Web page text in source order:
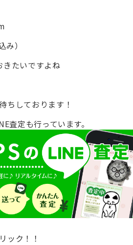
み）
きたいですよね
ちしております！
査定も行っています。
ック！！